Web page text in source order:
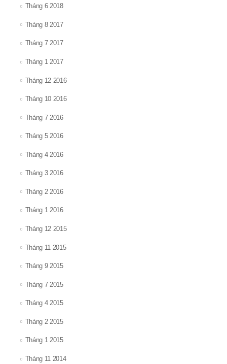
Tháng 6 2018
Tháng 8 2017
Tháng 7 2017
Tháng 1 2017
Tháng 12 2016
Tháng 10 2016
Tháng 7 2016
Tháng 5 2016
Tháng 4 2016
Tháng 3 2016
Tháng 2 2016
Tháng 1 2016
Tháng 12 2015
Tháng 11 2015
Tháng 9 2015
Tháng 7 2015
Tháng 4 2015
Tháng 2 2015
Tháng 1 2015
Tháng 11 2014